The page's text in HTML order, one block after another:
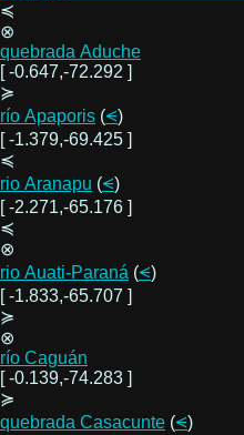
≼
⊗
quebrada Aduche
[ -0.647,-72.292 ]
≽
río Apaporis (⪪)
[ -1.379,-69.425 ]
≼
rio Aranapu (⪪)
[ -2.271,-65.176 ]
≼
⊗
rio Auati-Paraná (⪪)
[ -1.833,-65.707 ]
≽
⊗
río Caguán
[ -0.139,-74.283 ]
≽
quebrada Casacunte (⪪)